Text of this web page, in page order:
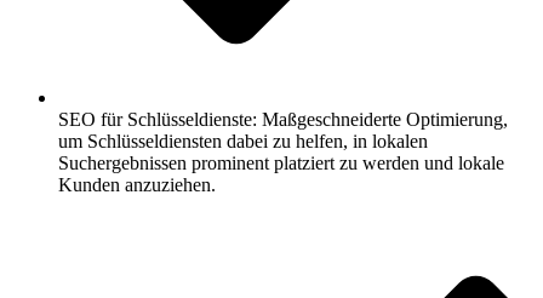
SEO für Schlüsseldienste: Maßgeschneiderte Optimierung,
um Schlüsseldiensten dabei zu helfen, in lokalen
Suchergebnissen prominent platziert zu werden und lokale
Kunden anzuziehen.